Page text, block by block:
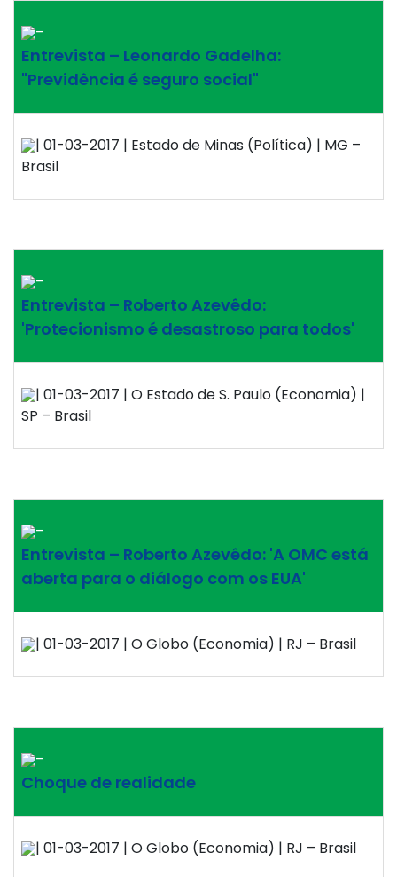
–
Entrevista – Leonardo Gadelha:
"Previdência é seguro social"
| 01-03-2017 | Estado de Minas (Política) | MG –
Brasil
–
Entrevista – Roberto Azevêdo:
'Protecionismo é desastroso para todos'
| 01-03-2017 | O Estado de S. Paulo (Economia) |
SP – Brasil
–
Entrevista – Roberto Azevêdo: 'A OMC está
aberta para o diálogo com os EUA'
| 01-03-2017 | O Globo (Economia) | RJ – Brasil
–
Choque de realidade
| 01-03-2017 | O Globo (Economia) | RJ – Brasil